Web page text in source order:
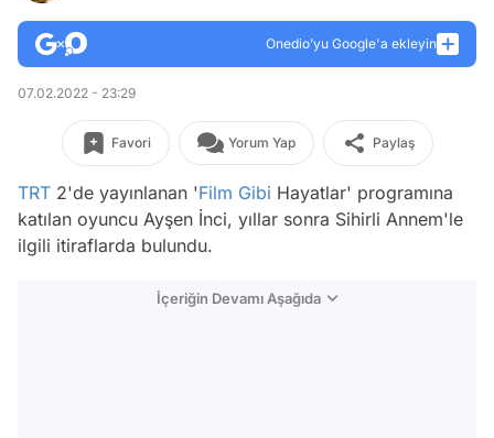
Onedio’yu Google'a ekleyin
07.02.2022 - 23:29
Favori Yorum Yap Paylaş
TRT 2'de yayınlanan 'Film Gibi Hayatlar' programına
katılan oyuncu Ayşen İnci, yıllar sonra Sihirli Annem'le
ilgili itiraflarda bulundu.
İçeriğin Devamı Aşağıda